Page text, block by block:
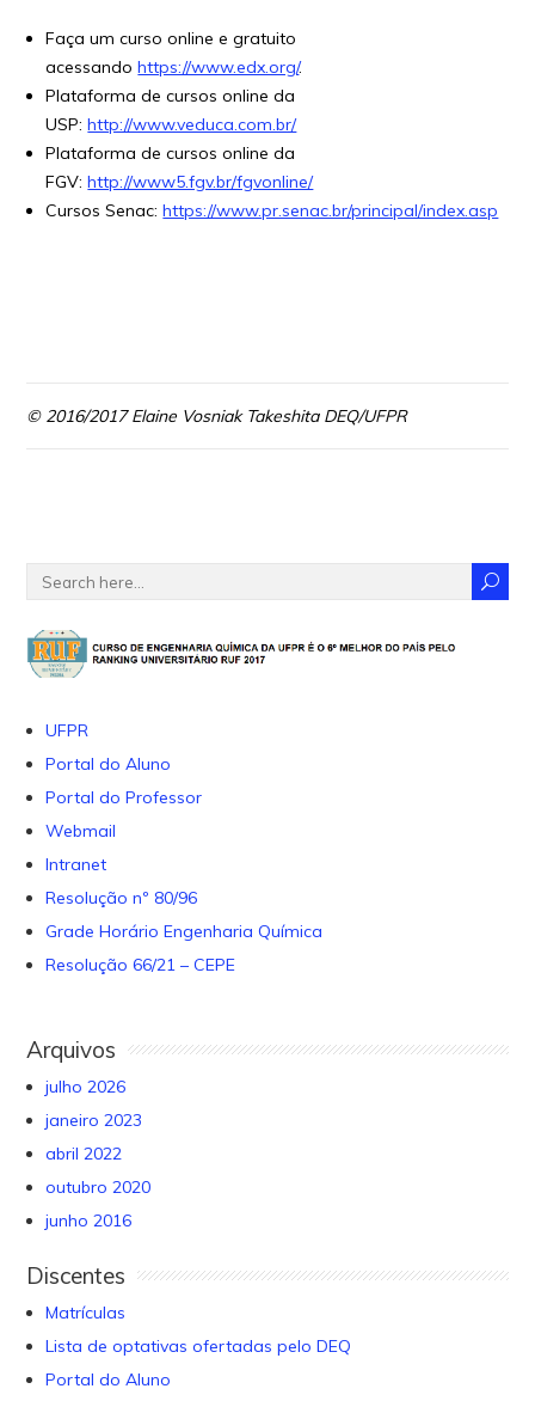
Faça um curso online e gratuito
acessandohttps://www.edx.org/.
Plataforma de cursos online da
USP:http://www.veduca.com.br/
Plataforma de cursos online da
FGV:http://www5.fgv.br/fgvonline/
Cursos Senac:https://www.pr.senac.br/principal/index.asp
© 2016/2017 Elaine Vosniak Takeshita DEQ/UFPR
UFPR
Portal do Aluno
Portal do Professor
Webmail
Intranet
Resolução nº 80/96
Grade Horário Engenharia Química
Resolução 66/21 – CEPE
Arquivos
julho 2026
janeiro 2023
abril 2022
outubro 2020
junho 2016
Discentes
Matrículas
Lista de optativas ofertadas pelo DEQ
Portal do Aluno